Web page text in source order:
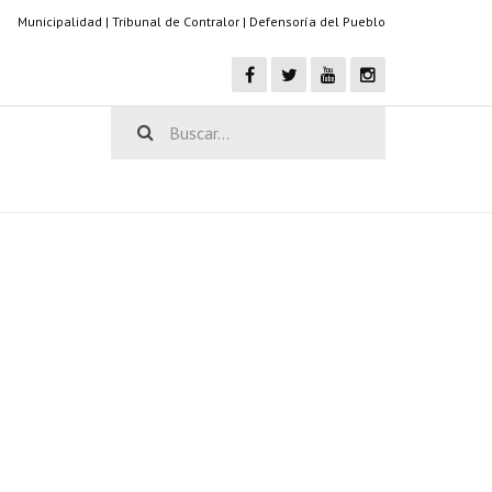
Municipalidad | Tribunal de Contralor | Defensoría del Pueblo